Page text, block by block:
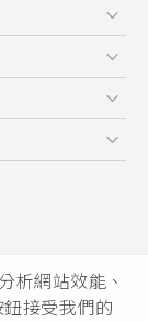
析網站效能、
接受我們的